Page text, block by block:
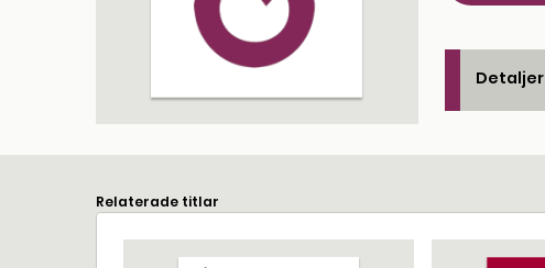
Detaljer
Relaterade titlar